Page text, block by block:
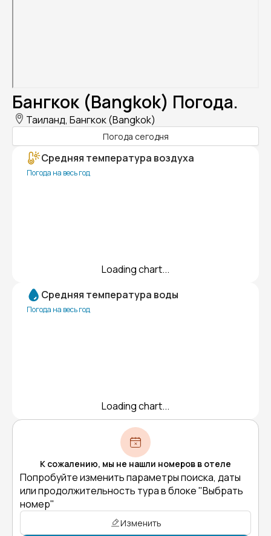
Бангкок (Bangkok) Погода.
Таиланд, Бангкок (Bangkok)
Погода сегодня
Средняя температура воздуха
Погода на весь год
Loading chart...
Средняя температура воды
Погода на весь год
Loading chart...
К сожалению, мы не нашли номеров в отеле
Попробуйте изменить параметры поиска, даты
или продолжительность тура в блоке "Выбрать
номер"
Изменить